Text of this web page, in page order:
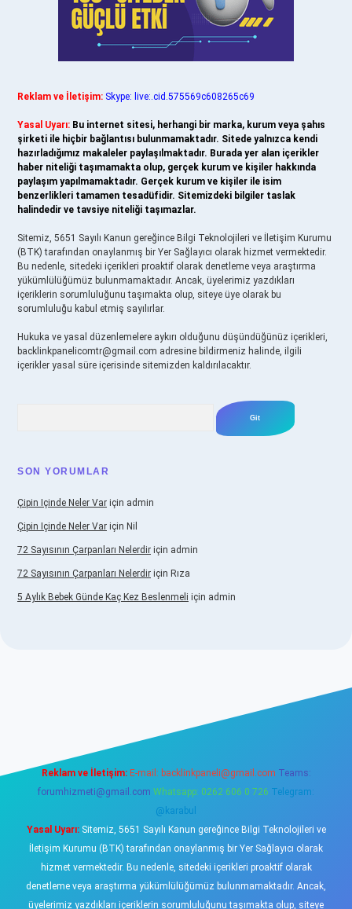
Reklam ve İletişim: Skype: live:.cid.575569c608265c69
Yasal Uyarı: Bu internet sitesi, herhangi bir marka, kurum veya şahıs
şirketi ile hiçbir bağlantısı bulunmamaktadır. Sitede yalnızca kendi
hazırladığımız makaleler paylaşılmaktadır. Burada yer alan içerikler
haber niteliği taşımamakta olup, gerçek kurum ve kişiler hakkında
paylaşım yapılmamaktadır. Gerçek kurum ve kişiler ile isim
benzerlikleri tamamen tesadüfidir. Sitemizdeki bilgiler taslak
halindedir ve tavsiye niteliği taşımazlar.
Sitemiz, 5651 Sayılı Kanun gereğince Bilgi Teknolojileri ve İletişim Kurumu
(BTK) tarafından onaylanmış bir Yer Sağlayıcı olarak hizmet vermektedir.
Bu nedenle, sitedeki içerikleri proaktif olarak denetleme veya araştırma
yükümlülüğümüz bulunmamaktadır. Ancak, üyelerimiz yazdıkları
içeriklerin sorumluluğunu taşımakta olup, siteye üye olarak bu
sorumluluğu kabul etmiş sayılırlar.
Hukuka ve yasal düzenlemelere aykırı olduğunu düşündüğünüz içerikleri,
backlinkpanelicomtr@gmail.com adresine bildirmeniz halinde, ilgili
içerikler yasal süre içerisinde sitemizden kaldırılacaktır.
SON YORUMLAR
Çipin Içinde Neler Var için admin
Çipin Içinde Neler Var için Nil
72 Sayısının Çarpanları Nelerdir için admin
72 Sayısının Çarpanları Nelerdir için Rıza
5 Aylık Bebek Günde Kaç Kez Beslenmeli için admin
Reklam ve İletişim: E-mail: backlinkpaneli@gmail.com Teams:
forumhizmeti@gmail.com Whatsapp: 0262 606 0 726 Telegram:
@karabul
Yasal Uyarı:Sitemiz, 5651 Sayılı Kanun gereğince Bilgi Teknolojileri ve
İletişim Kurumu (BTK) tarafından onaylanmış bir Yer Sağlayıcı olarak
hizmet vermektedir. Bu nedenle, sitedeki içerikleri proaktif olarak
denetleme veya araştırma yükümlülüğümüz bulunmamaktadır. Ancak,
üyelerimiz yazdıkları içeriklerin sorumluluğunu taşımakta olup, siteye